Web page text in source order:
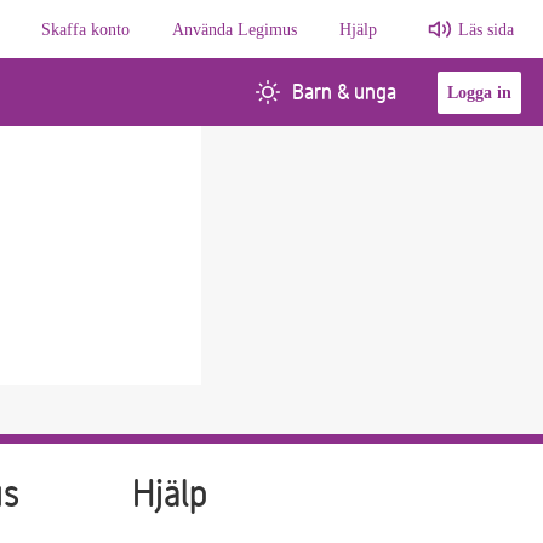
Skaffa konto Använda Legimus Hjälp Läs sida
Barn & unga Logga in
Hjälp